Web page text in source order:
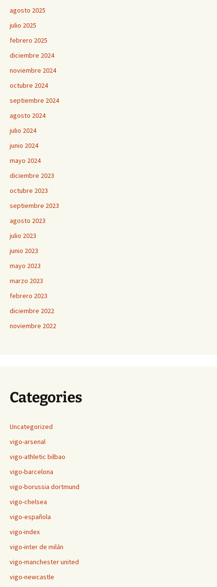
agosto 2025
julio 2025
febrero 2025
diciembre 2024
noviembre 2024
octubre 2024
septiembre 2024
agosto 2024
julio 2024
junio 2024
mayo 2024
diciembre 2023
octubre 2023
septiembre 2023
agosto 2023
julio 2023
junio 2023
mayo 2023
marzo 2023
febrero 2023
diciembre 2022
noviembre 2022
Categories
Uncategorized
vigo-arsenal
vigo-athletic bilbao
vigo-barcelona
vigo-borussia dortmund
vigo-chelsea
vigo-española
vigo-index
vigo-inter de milán
vigo-manchester united
vigo-newcastle